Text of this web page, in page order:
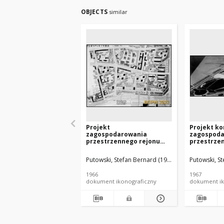
OBJECTS similar
Projekt
zagospodarowania
przestrzennego rejonu
dzielnicy mieszkaniowej
"Szmulowizna" w
nr 381 : praca nr 34,
wyróżnienie II stopnia. Zdj.
przestrzennego,
perspektywa
Putowski, Stefan Bernard (1903-1985). Architekt
1966
dokument ikonograficzny
Projekt
Makieta
Putowski,
1967
dokument